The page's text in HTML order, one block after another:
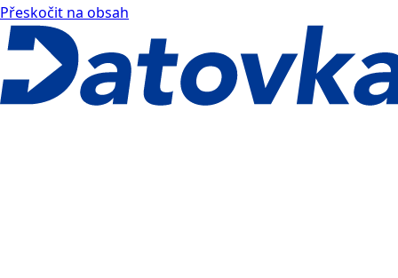
Přeskočit na obsah
Datovka docs